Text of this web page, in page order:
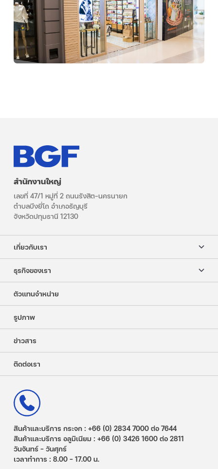
สำนักงานใหญ่
เลขที่ 47/1 หมู่ที่ 2 ถนนรังสิต–นครนายก
ตำบลบึงยี่โถ อำเภอธัญบุรี
จังหวัดปทุมธานี 12130
เกี่ยวกับเรา
ธุรกิจของเรา
ตัวแทนจำหน่าย
รูปภาพ
ข่าวสาร
ติดต่อเรา
สินค้าและบริการ กระจก : +66 (0) 2834 7000 ต่อ 7644
สินค้าและบริการ อลูมิเนียม : +66 (0) 3426 1600 ต่อ 2811
วันจันทร์ – วันศุกร์
เวลาทำการ : 8.00 - 17.00 น.